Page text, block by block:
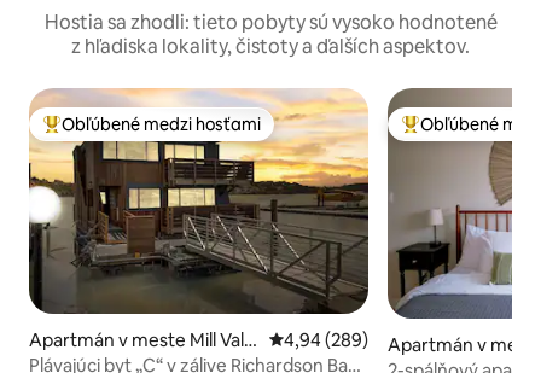
Hostia sa zhodli: tieto pobyty sú vysoko hodnotené
z hľadiska lokality, čistoty a ďalších aspektov.
Najobľúbenejšie medzi hosťami
Obľúbené medzi hosťami
Apartmán v meste Mill Valle
y
Priemerné ohodnotenie 4,94 z
4,94 (289)
Plávajúci byt „C“ v zálive Richardson Bay
Najobľúbenejšie
Obľúbené
Apartmán v
cisco